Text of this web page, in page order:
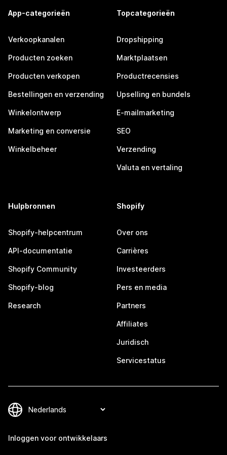
App-categorieën
Verkoopkanalen
Producten zoeken
Producten verkopen
Bestellingen en verzending
Winkelontwerp
Marketing en conversie
Winkelbeheer
Topcategorieën
Dropshipping
Marktplaatsen
Productrecensies
Upselling en bundels
E-mailmarketing
SEO
Verzending
Valuta en vertaling
Hulpbronnen
Shopify-helpcentrum
API-documentatie
Shopify Community
Shopify-blog
Research
Shopify
Over ons
Carrières
Investeerders
Pers en media
Partners
Affiliates
Juridisch
Servicestatus
Inloggen voor ontwikkelaars